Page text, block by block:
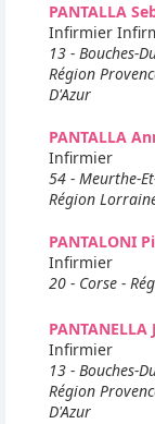
PANTALLA
Infirmier
13 - Bouches-
Région
D'Azur
PANTALLA
Infirmier
54 - Meurthe-
Région
PANTALONI
Infirmier
20 - Corse -
Infirmier
13 - Bouches-
Région
D'Azur